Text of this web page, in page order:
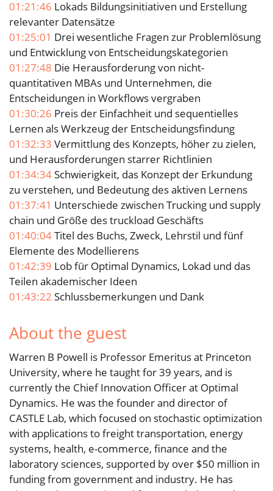
01:21:46 Lokads Bildungsinitiativen und Erstellung
relevanter Datensätze
01:25:01 Drei wesentliche Fragen zur Problemlösung
und Entwicklung von Entscheidungskategorien
01:27:48 Die Herausforderung von nicht-
quantitativen MBAs und Unternehmen, die
Entscheidungen in Workflows vergraben
01:30:26 Preis der Einfachheit und sequentielles
Lernen als Werkzeug der Entscheidungsfindung
01:32:33 Vermittlung des Konzepts, höher zu zielen,
und Herausforderungen starrer Richtlinien
01:34:34Schwierigkeit, das Konzept der Erkundung
zu verstehen, und Bedeutung des aktiven Lernens
01:37:41 Unterschiede zwischen Trucking und supply
chain und Größe des truckload Geschäfts
01:40:04Titel des Buchs, Zweck, Lehrstil und fünf
Elemente des Modellierens
01:42:39 Lob für Optimal Dynamics, Lokad und das
Teilen akademischer Ideen
01:43:22 Schlussbemerkungen und Dank
About the guest
Warren B Powell is Professor Emeritus at Princeton
University, where he taught for 39 years, and is
currently the Chief Innovation Officer at Optimal
Dynamics. He was the founder and director of
CASTLE Lab, which focused on stochastic optimization
with applications to freight transportation, energy
systems, health, e-commerce, finance and the
laboratory sciences, supported by over $50 million in
funding from government and industry. He has